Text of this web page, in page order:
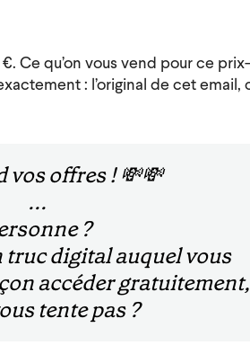
Ce qu’on vous vend pour ce
: l’original de cet
vos offres ! 💸💸
...
?
truc digital auquel vous
accéder gratuitement,
tente pas ?